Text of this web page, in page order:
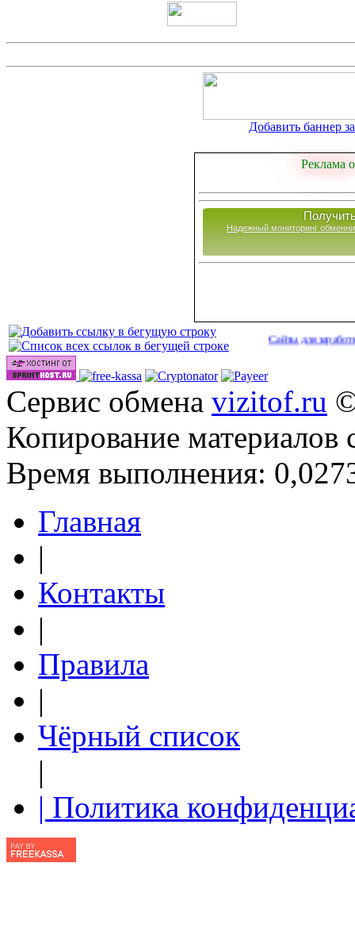
Добавить баннер
Реклама
Надежный мониторинг
Сайты для заработка в 2026
Сервис обмена vizitof.ru
Копирование материалов
Время выполнения:
Главная
|
Контакты
|
Правила
|
Чёрный список
|
| Политика